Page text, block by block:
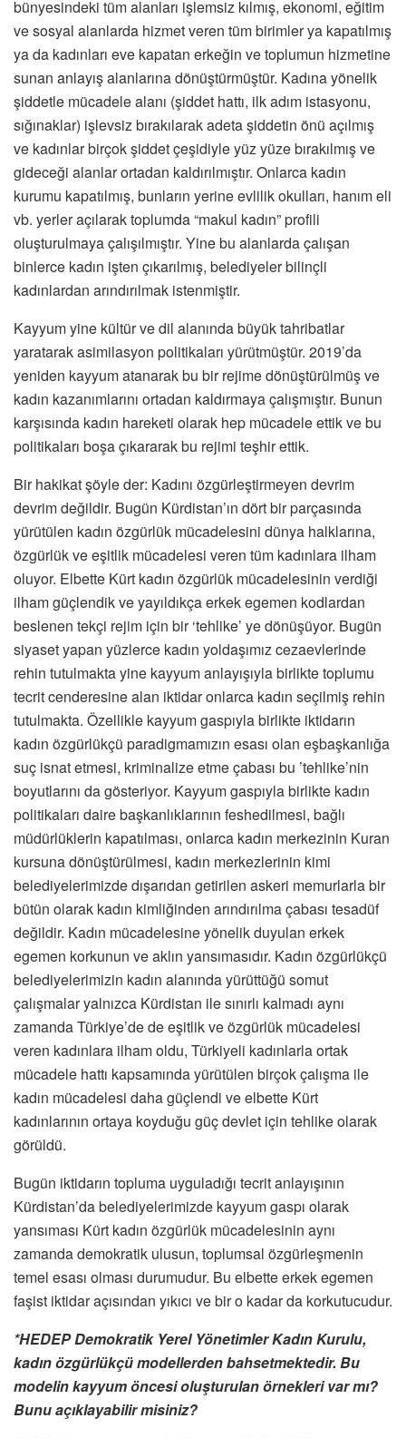
bünyesindeki tüm alanları işlemsiz kılmış, ekonomi, eğitim
ve sosyal alanlarda hizmet veren tüm birimler ya kapatılmış
ya da kadınları eve kapatan erkeğin ve toplumun hizmetine
sunan anlayış alanlarına dönüştürmüştür. Kadına yönelik
şiddetle mücadele alanı (şiddet hattı, ilk adım istasyonu,
sığınaklar) işlevsiz bırakılarak adeta şiddetin önü açılmış
ve kadınlar birçok şiddet çeşidiyle yüz yüze bırakılmış ve
gideceği alanlar ortadan kaldırılmıştır. Onlarca kadın
kurumu kapatılmış, bunların yerine evlilik okulları, hanım eli
vb. yerler açılarak toplumda “makul kadın” profili
oluşturulmaya çalışılmıştır. Yine bu alanlarda çalışan
binlerce kadın işten çıkarılmış, belediyeler bilinçli
kadınlardan arındırılmak istenmiştir.
Kayyum yine kültür ve dil alanında büyük tahribatlar
yaratarak asimilasyon politikaları yürütmüştür. 2019’da
yeniden kayyum atanarak bu bir rejime dönüştürülmüş ve
kadın kazanımlarını ortadan kaldırmaya çalışmıştır. Bunun
karşısında kadın hareketi olarak hep mücadele ettik ve bu
politikaları boşa çıkararak bu rejimi teşhir ettik.
Bir hakikat şöyle der: Kadını özgürleştirmeyen devrim
devrim değildir. Bugün Kürdistan’ın dört bir parçasında
yürütülen kadın özgürlük mücadelesini dünya halklarına,
özgürlük ve eşitlik mücadelesi veren tüm kadınlara ilham
oluyor. Elbette Kürt kadın özgürlük mücadelesinin verdiği
ilham güçlendik ve yayıldıkça erkek egemen kodlardan
beslenen tekçi rejim için bir ‘tehlike’ ye dönüşüyor. Bugün
siyaset yapan yüzlerce kadın yoldaşımız cezaevlerinde
rehin tutulmakta yine kayyum anlayışıyla birlikte toplumu
tecrit cenderesine alan iktidar onlarca kadın seçilmiş rehin
tutulmakta. Özellikle kayyum gaspıyla birlikte iktidarın
kadın özgürlükçü paradigmamızın esası olan eşbaşkanlığa
suç isnat etmesi, kriminalize etme çabası bu ’tehlike’nin
boyutlarını da gösteriyor. Kayyum gaspıyla birlikte kadın
politikaları daire başkanlıklarının feshedilmesi, bağlı
müdürlüklerin kapatılması, onlarca kadın merkezinin Kuran
kursuna dönüştürülmesi, kadın merkezlerinin kimi
belediyelerimizde dışarıdan getirilen askeri memurlarla bir
bütün olarak kadın kimliğinden arındırılma çabası tesadüf
değildir. Kadın mücadelesine yönelik duyulan erkek
egemen korkunun ve aklın yansımasıdır. Kadın özgürlükçü
belediyelerimizin kadın alanında yürüttüğü somut
çalışmalar yalnızca Kürdistan ile sınırlı kalmadı aynı
zamanda Türkiye’de de eşitlik ve özgürlük mücadelesi
veren kadınlara ilham oldu, Türkiyeli kadınlarla ortak
mücadele hattı kapsamında yürütülen birçok çalışma ile
kadın mücadelesi daha güçlendi ve elbette Kürt
kadınlarının ortaya koyduğu güç devlet için tehlike olarak
görüldü.
Bugün iktidarın topluma uyguladığı tecrit anlayışının
Kürdistan’da belediyelerimizde kayyum gaspı olarak
yansıması Kürt kadın özgürlük mücadelesinin aynı
zamanda demokratik ulusun, toplumsal özgürleşmenin
temel esası olması durumudur. Bu elbette erkek egemen
faşist iktidar açısından yıkıcı ve bir o kadar da korkutucudur.
*HEDEP Demokratik Yerel Yönetimler Kadın Kurulu,
kadın özgürlükçü modellerden bahsetmektedir. Bu
modelin kayyum öncesi oluşturulan örnekleri var mı?
Bunu açıklayabilir misiniz?